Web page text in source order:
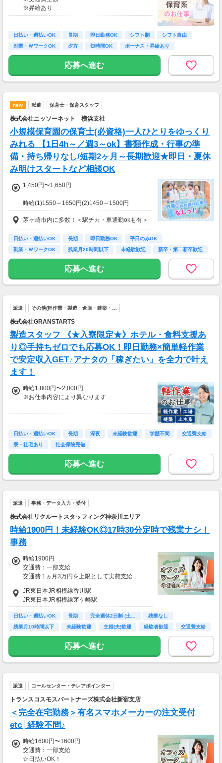
※昇給あり
◎日勤／経験者の場合
・日収(1,800*8)円（時給1,800円×8h）
※資格手当あり（時給50円～UP/資格の種類に
よって異なる）
支払方法：週払い
※週払いOK（規定あり）
→金曜日締め最短翌週火曜日にお給料GET♪
（稼働開始時は手続き完了次第となります）
交通費：別途全額支給
※車・バイク通勤に関して施設により異なる場
日払い・週払いOK 長期 即日勤務OK シフト制
シフト自由
副業・ＷワークOK
夕方 短時間OK ボーナス・昇給あり
応募へ進む
new 派遣 保育士・保育スタッフ
株式会社ニッソーネット 横浜支社
小規模保育園の保育士(必資格)一人ひとりをゆっくり
みれる 【1日4h～／週3～ok】書類作成・行事の準
備・持ち帰りなし/短期2ヶ月～長期歓迎★即日・夏休
み明けスタートなど相談OK
1,450円〜1,650円
時給(1)1550～1650円(2)1450～1500円
(1)週40ｈ以上
(2)週40ｈ未満
【月収例】
290400円（時給1650円×8h×22日)
★シフト例：9-18時、7-11時、8-12時、9-16時
など
★短期2ヶ月～長期歓迎！
茅ヶ崎市内に多数！＜駅チカ・車通勤okも有＞
日払い・週払いOK 長期 即日勤務OK
平日のみOK
副業・ＷワークOK
残業月20時間以下 未経験歓迎
新卒・第二新卒歓迎
フリーター歓迎
応募へ進む
派遣 その他(軽作業・製造・倉庫・建築・…
株式会社GRANSTARTS
製造スタッフ 《★入寮限定★》ホテル・食料支援あ
り◎手持ちゼロでも応募OK！即日勤務×簡単軽作業
で安定収入GET♪アナタの「稼ぎたい」を全力で叶え
ます！
時給1,800円〜2,000円
※お仕事内容により異なります
＼最大時給2,000円も可能！／
＜各種手当＞
・深夜手当：時給2,000円〜
・休日出勤手当：時給2,160円〜
当）
日払い・週払いOK 長期 深夜 未経験歓迎 学歴不問
交通費支給
寮・社宅あり
社会保険完備
応募へ進む
派遣 事務・データ入力・受付
株式会社リクルートスタッフィング神奈川エリア
時給1900円！未経験OK◎17時30分定時で残業ナシ！
事務
時給1900円
交通費：一部支給
交通費 1ヵ月3万円を上限として実費支給
月収例 30万4000円 時給1900円×実働8h×週5日
×4週
※月収例を保証するものではありません。
JR東日本JR相模線香川駅
JR東日本JR相模線茅ケ崎駅
日払い・週払いOK 長期 完全週休2日制 (土…
残業なし
残業月10時間以下
未経験歓迎 主婦(夫)歓迎 経験者歓迎 交通費支給
応募へ進む
派遣 コールセンター・テレアポインター
トランスコスモスパートナーズ株式会社新宿支店
＜完全在宅勤務＞有名スマホメーカーの注文受付
etc│経験不問♪
時給1600円〜1600円
交通費：一部支給
☆日払いOK！